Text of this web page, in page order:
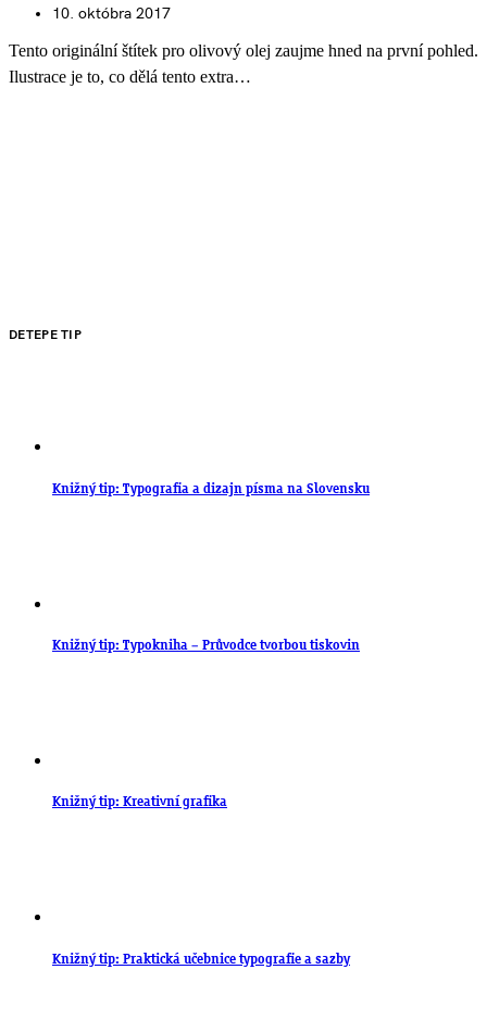
10. októbra 2017
Tento originální štítek pro olivový olej zaujme hned na první pohled.
Ilustrace je to, co dělá tento extra…
DETEPE TIP
Knižný tip: Typografia a dizajn písma na Slovensku
Knižný tip: Typokniha – Průvodce tvorbou tiskovin
Knižný tip: Kreativní grafika
Knižný tip: Praktická učebnice typografie a sazby